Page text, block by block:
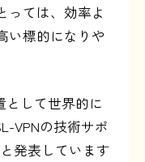
っては、効率よ
い標的になりや
として世界的に
VPNの技術サポ
発表しています